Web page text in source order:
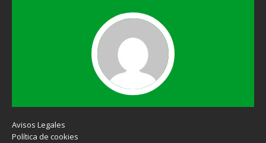
Avisos Legales
Política de cookies